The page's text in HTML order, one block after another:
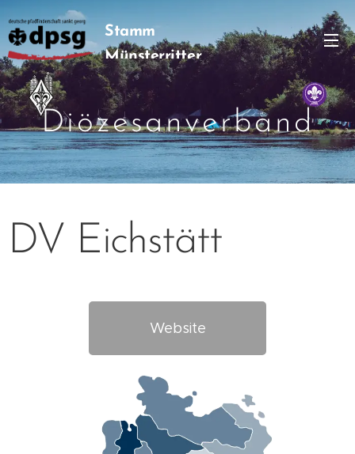
Stamm
Münsterritter
Diözesanverband
DV Eichstätt
Website